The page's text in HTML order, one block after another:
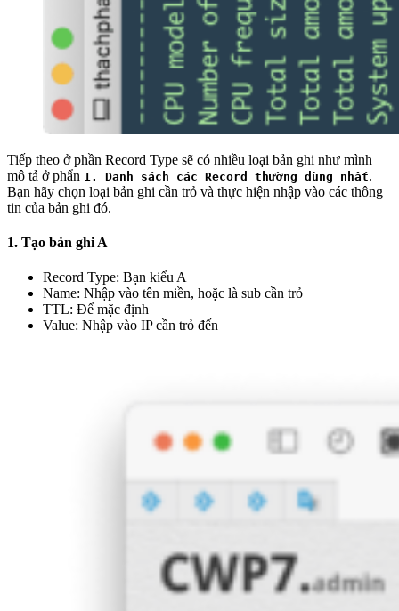
Tiếp theo ở phần Record Type sẽ có nhiều loại bản ghi như mình
mô tả ở phẩn 1. Danh sách các Record thường dùng nhất.
Bạn hãy chọn loại bản ghi cần trỏ và thực hiện nhập vào các thông
tin của bản ghi đó.
1. Tạo bản ghi A
Record Type: Bạn kiểu A
Name: Nhập vào tên miền, hoặc là sub cần trỏ
TTL: Để mặc định
Value: Nhập vào IP cần trỏ đến